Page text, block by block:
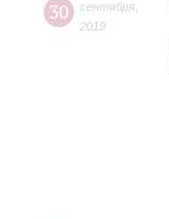
30 сентября
2019